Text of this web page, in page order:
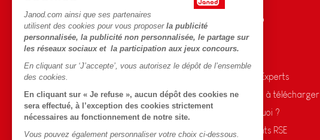
Janod.com ainsi que ses partenaires
utilisent des cookies pour vous proposer la publicité
personnalisée, la publicité non personnalisée, le partage sur
les réseaux sociaux et la participation aux jeux concours.
En cliquant sur ‘J’accepte’, vous autorisez le dépôt de l’ensemble
des cookies.
En cliquant sur « Je refuse », aucun dépôt des cookies ne
sera effectué, à l’exception des cookies strictement
nécessaires au fonctionnement de notre site.
Vous pouvez également personnaliser votre choix ci-dessous.
AIDE ET INFORMATIONS
CGV
Contact
Points de vente
Rappel Produits
Conditions des offres
L'UNIVERS JANOD
L'histoire
Blog Conseils d'Experts
Activités enfants à télécharger
Le FSC®, c'est quoi ?
Nos engagements RSE